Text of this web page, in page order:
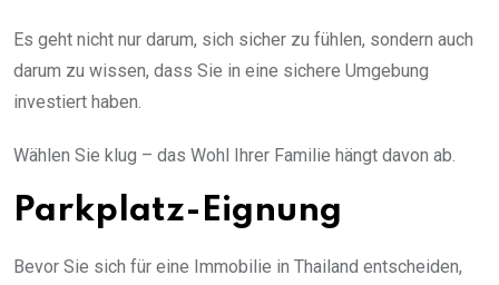
Es geht nicht nur darum, sich sicher zu fühlen, sondern auch
darum zu wissen, dass Sie in eine sichere Umgebung
investiert haben.
Wählen Sie klug – das Wohl Ihrer Familie hängt davon ab.
Parkplatz-Eignung
Bevor Sie sich für eine Immobilie in Thailand entscheiden,